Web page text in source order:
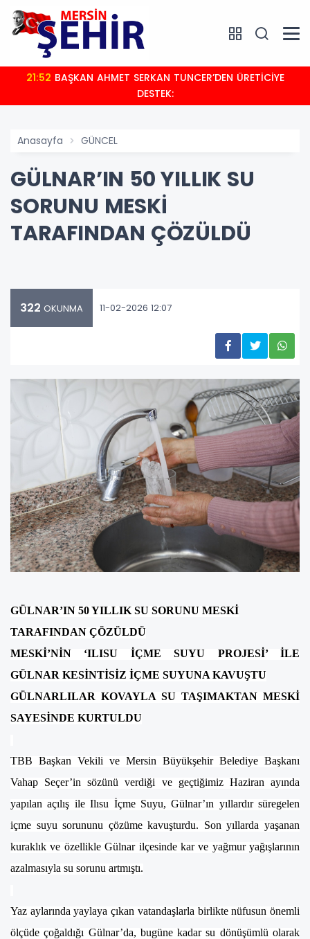
21:52
DESTEK:
Anasayfa GÜNCEL
GÜLNAR’IN 50 YILLIK SU
SORUNU MESKİ
TARAFINDAN ÇÖZÜLDÜ
322 OKUNMA 11-02-2026 12:07
GÜLNAR’IN 50 YILLIK SU SORUNU MESKİ
TARAFINDAN ÇÖZÜLDÜ
MESKİ’NİN ‘ILISU İÇME SUYU PROJESİ’ İLE
GÜLNAR KESİNTİSİZ İÇME SUYUNA KAVUŞTU
GÜLNARLILAR KOVAYLA SU TAŞIMAKTAN MESKİ
SAYESİNDE KURTULDU
TBB Başkan Vekili ve Mersin Büyükşehir Belediye Başkanı
Vahap Seçer’in sözünü verdiği ve geçtiğimiz Haziran ayında
yapılan açılış ile Ilısu İçme Suyu, Gülnar’ın yıllardır süregelen
içme suyu sorununu çözüme kavuşturdu. Son yıllarda yaşanan
kuraklık ve özellikle Gülnar ilçesinde kar ve yağmur yağışlarının
azalmasıyla su sorunu artmıştı.
Yaz aylarında yaylaya çıkan vatandaşlarla birlikte nüfusun önemli
ölçüde çoğaldığı Gülnar’da, bugüne kadar su dönüşümlü olarak